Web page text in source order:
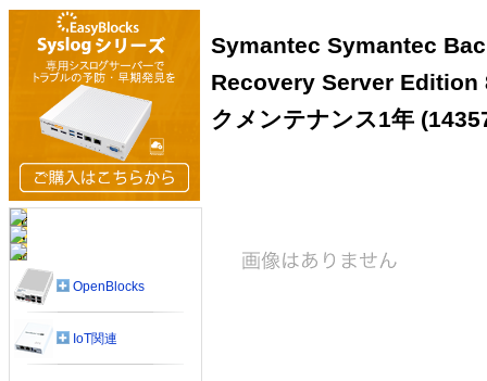
Symantec Symantec
Recovery Server Edition
クメンテナンス1年
OpenBlocks
IoT関連